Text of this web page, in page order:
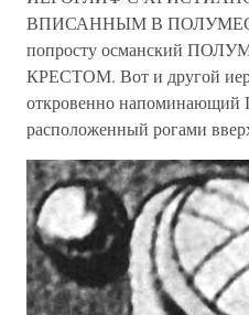
ВПИСАННЫМ В
попросту османский
КРЕСТОМ. Вот и другой
откровенно
расположенный рогами